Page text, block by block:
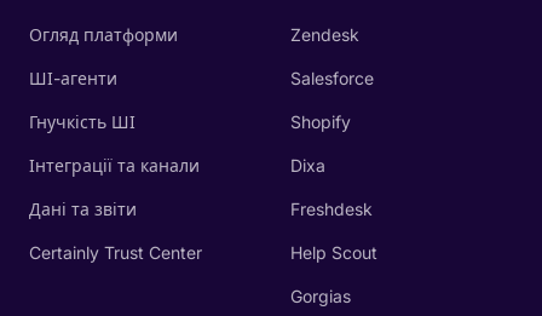
Огляд платформи
ШІ-агенти
Гнучкість ШІ
Інтеграції та канали
Дані та звіти
Certainly Trust Center
Zendesk
Salesforce
Shopify
Dixa
Freshdesk
Help Scout
Gorgias